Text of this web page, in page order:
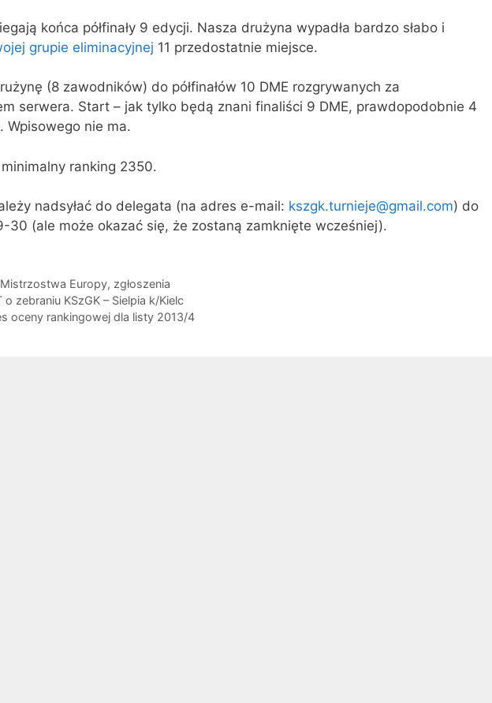
końca półfinały 9 edycji. Nasza drużyna wypadła bardzo słabo i
grupie eliminacyjnej 11 przedostatnie miejsce.
(8 zawodników) do półfinałów 10 DME rozgrywanych za
serwera. Start – jak tylko będą znani finaliści 9 DME, prawdopodobnie 4
Wpisowego nie ma.
ranking 2350.
nadsyłać do delegata (na adres e-mail: kszgk.turnieje@gmail.com) do
30 (ale może okazać się, że zostaną zamknięte wcześniej).
Mistrzostwa Europy, zgłoszenia
o zebraniu KSzGK – Sielpia k/Kielc
oceny rankingowej dla listy 2013/4